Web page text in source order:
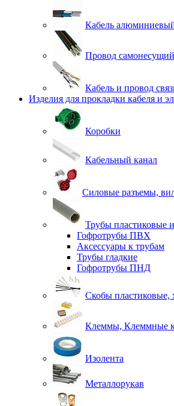
Кабель
Провод
Кабель и провод
Изделия для прокладки кабеля и
Коробки
Кабельный канал
Силовые разъемы,
Трубы пластиковые
Гофротрубы ПВХ
Аксессуары к трубам
Трубы гладкие
Гофротрубы ПНД
Скобы пластиковые,
Клеммы, Клеммные
Изолента
Металлорукав